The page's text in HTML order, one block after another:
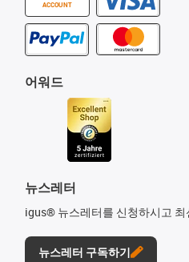
ACCOUNT
어워드
뉴스레터
igus® 뉴스레터를 신청하시고 최
뉴스레터 구독하기